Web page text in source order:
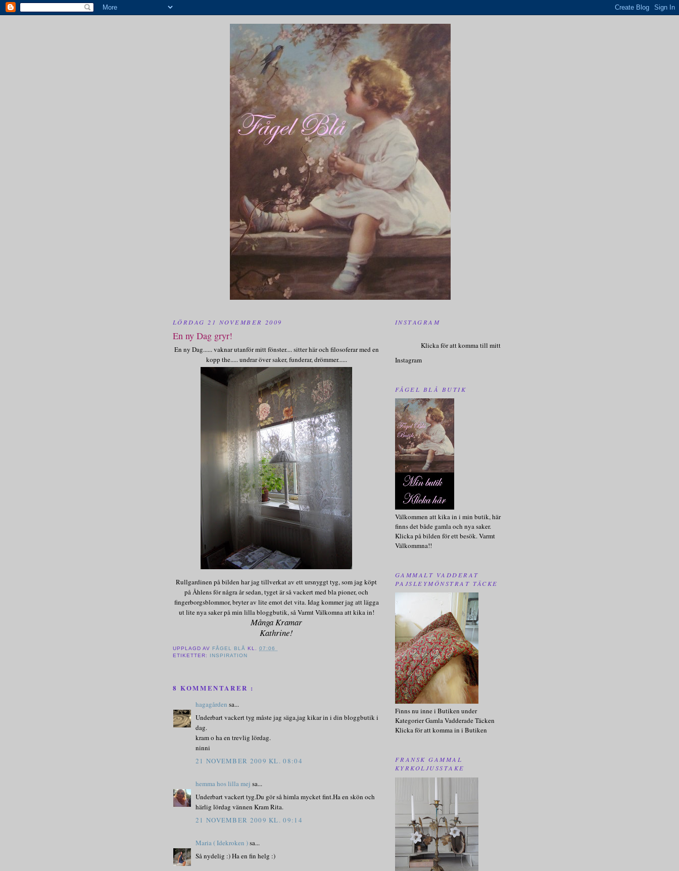
LÖRDAG 21 NOVEMBER 2009
En ny Dag gryr!
En ny Dag...... vaknar utanför mitt fönster.... sitter här och filosoferar med en
kopp the..... undrar över saker, funderar, drömmer......
Rullgardinen på bilden har jag tillverkat av ett ursnyggt tyg, som jag köpt
på Åhlens för några år sedan, tyget är så vackert med bla pioner, och
fingerborgsblommor, bryter av lite emot det vita. Idag kommer jag att lägga
ut lite nya saker på min lilla bloggbutik, så Varmt Välkomna att kika in!
Många Kramar
Kathrine!
UPPLAGD AV FÅGEL BLÅKL.07:06
ETIKETTER: INSPIRATION
8 KOMMENTARER :
hagagården sa...
Underbart vackert tyg måste jag säga,jag kikar in i din bloggbutik i
dag.
kram o ha en trevlig lördag.
ninni
21 NOVEMBER 2009 KL. 08:04
hemma hos lilla mej sa...
Underbart vackert tyg.Du gör så himla mycket fint.Ha en skön och
härlig lördag vännen Kram Rita.
21 NOVEMBER 2009 KL. 09:14
Maria ( Idekroken )sa...
Så nydelig :) Ha en fin helg :)
INSTAGRAM
Klicka för att komma till mitt
Instagram
FÅGEL BLÅ BUTIK
Välkommen att kika in i min butik, här
finns det både gamla och nya saker.
Klicka på bilden för ett besök. Varmt
Välkommna!!
GAMMALT VADDERAT
PAJSLEYMÖNSTRAT TÄCKE
Finns nu inne i Butiken under
Kategorier Gamla Vadderade Täcken
Klicka för att komma in i Butiken
FRANSK GAMMAL
KYRKOLJUSSTAKE